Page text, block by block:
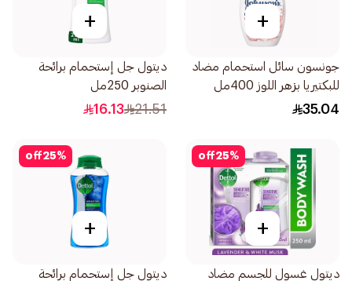
+
جونسون سائل استحمام مضاد
للبكتيريا بزهر اللوز 400مل
35.04
+
ديتول جل إستحمام برائحة
الصنوبر 250مل
21.51
16.13
25%
off
+
ديتول غسول للجسم مضاد
25%
off
+
ديتول جل إستحمام برائحة